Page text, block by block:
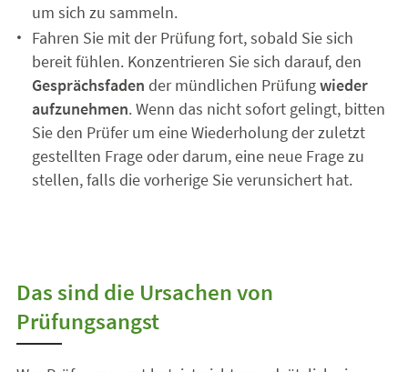
um sich zu sammeln.
Fahren Sie mit der Prüfung fort, sobald Sie sich
bereit fühlen. Konzentrieren Sie sich darauf, den
Gesprächsfadender mündlichen Prüfungwieder
aufzunehmen. Wenn das nicht sofort gelingt, bitten
Sie den Prüfer um eine Wiederholung der zuletzt
gestellten Frage oder darum, eine neue Frage zu
stellen, falls die vorherige Sie verunsichert hat.
Das sind die Ursachen von
Prüfungsangst